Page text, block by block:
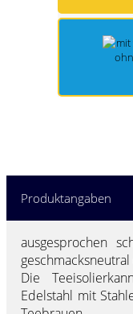
Produktangaben
ausgesprochen
Die
Edelstahl mit